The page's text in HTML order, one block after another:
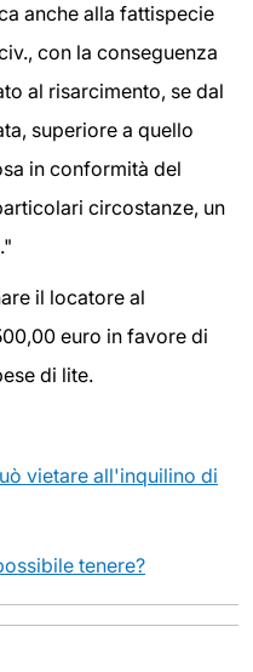
anche alla fattispecie
con la conseguenza
al risarcimento, se dal
superiore a quello
in conformità del
circostanze, un
il locatore al
euro in favore di
di lite.
vietare all'inquilino di
tenere?